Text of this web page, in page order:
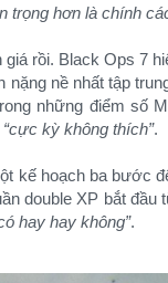
trọng hơn là chính
rồi. Black Ops 7
nặng nề nhất tập
những điểm số
“cực kỳ không thích”.
kế hoạch ba bước
double XP bắt đầu
hay hay không”.